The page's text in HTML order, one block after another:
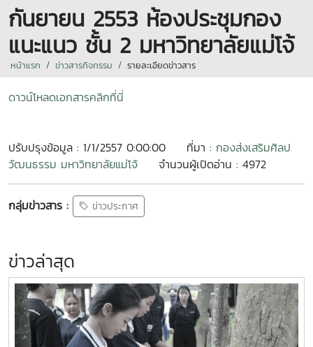
กันยายน 2553 ห้องประชุมกอง
แนะแนว ชั้น 2 มหาวิทยาลัยแม่โจ้
หน้าแรก ข่าวสารกิจกรรม รายละเอียดข่าวสาร
ดาวน์โหลดเอกสารคลิกที่นี่
ปรับปรุงข้อมูล : 1/1/2557 0:00:00 ที่มา : กองส่งเสริมศิลป
วัฒนธรรม มหาวิทยาลัยแม่โจ้
จำนวนผู้เปิดอ่าน : 4972
กลุ่มข่าวสาร : ข่าวประกาศ
ข่าวล่าสุด